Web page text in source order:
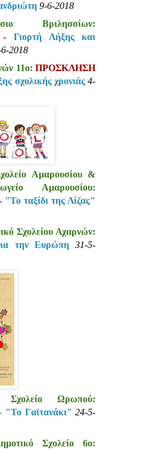
9-6-2018
Βριλησσίων:
- Γιορτή Λήξης και
2018
11ο: ΠΡΟΣΚΛΗΣΗ
σχολικής χρονιάς4-
Αμαρουσίου &
Αμαρουσίου:
"Το ταξίδι της Λίζας"
Σχολείου Αχαρνών:
την Ευρώπη
31-5-
Σχολείο Ωρωπού:
"Το Γαϊτανάκι" 24-5-
Σχολείο 6ο: